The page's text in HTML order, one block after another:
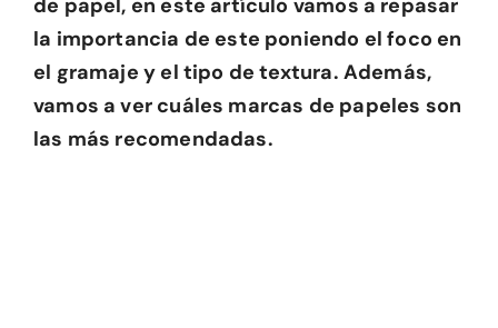
de papel, en este artículo vamos a repasar
la importancia de este poniendo el foco en
el gramaje y el tipo de textura. Además,
vamos a ver cuáles marcas de papeles son
las más recomendadas.